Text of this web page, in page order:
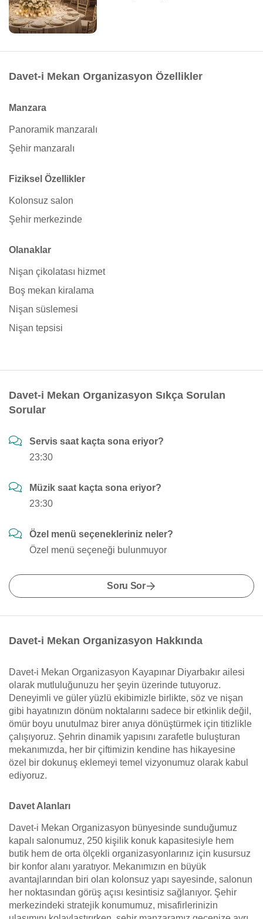
Davet-i Mekan Organizasyon Özellikler
Manzara
Panoramik manzaralı
Şehir manzaralı
Fiziksel Özellikler
Kolonsuz salon
Şehir merkezinde
Olanaklar
Nişan çikolatası hizmet
Boş mekan kiralama
Nişan süslemesi
Nişan tepsisi
Davet-i Mekan Organizasyon Sıkça Sorulan
Sorular
Servis saat kaçta sona eriyor?
23:30
Müzik saat kaçta sona eriyor?
23:30
Özel menü seçenekleriniz neler?
Özel menü seçeneği bulunmuyor
Soru Sor
Davet-i Mekan Organizasyon Hakkında
Davet-i Mekan Organizasyon Kayapınar Diyarbakır ailesi
olarak mutluluğunuzu her şeyin üzerinde tutuyoruz.
Deneyimli ve güler yüzlü ekibimizle birlikte, söz ve nişan
gibi hayatınızın dönüm noktalarını sadece bir etkinlik değil,
ömür boyu unutulmaz birer anıya dönüştürmek için titizlikle
çalışıyoruz. Şehrin dinamik yapısını zarafetle buluşturan
mekanımızda, her bir çiftimizin kendine has hikayesine
özel bir dokunuş eklemeyi temel vizyonumuz olarak kabul
ediyoruz.
Davet Alanları
Davet-i Mekan Organizasyon bünyesinde sunduğumuz
kapalı salonumuz, 250 kişilik konuk kapasitesiyle hem
butik hem de orta ölçekli organizasyonlarınız için kusursuz
bir konfor alanı yaratıyor. Mekanımızın en büyük
avantajlarından biri olan kolonsuz yapı sayesinde, salonun
her noktasından görüş açısı kesintisiz sağlanıyor. Şehir
merkezindeki stratejik konumumuz, misafirlerinizin